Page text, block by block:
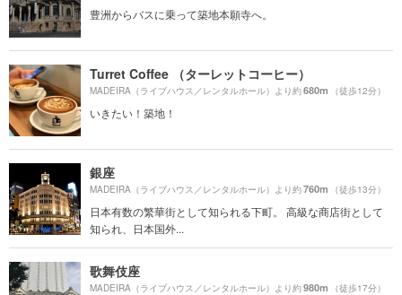
豊洲からバスに乗って築地本願寺へ。
Turret Coffee （ターレットコーヒー）
MADEIRA（ライブハウス／レンタルホール）より約680m （徒歩12分）
いきたい！築地！
銀座
MADEIRA（ライブハウス／レンタルホール）より約760m （徒歩13分）
日本有数の繁華街として知られる下町。 高級な商店街として
知られ、日本国外...
歌舞伎座
MADEIRA（ライブハウス／レンタルホール）より約980m （徒歩17分）